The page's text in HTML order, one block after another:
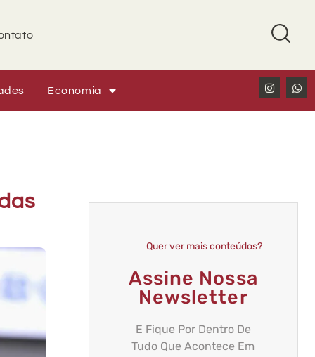
Economia
Quer ver mais conteúdos?
Assine Nossa
Newsletter
E Fique Por Dentro De
Tudo Que Acontece Em